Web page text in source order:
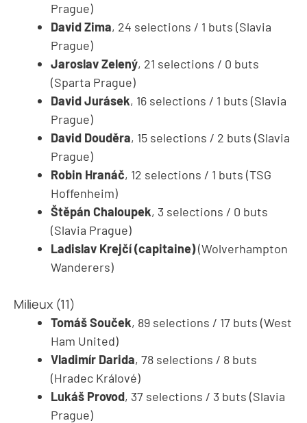
Prague)
David Zima, 24 selections / 1 buts (Slavia
Prague)
Jaroslav Zelený, 21 selections / 0 buts
(Sparta Prague)
David Jurásek, 16 selections / 1 buts (Slavia
Prague)
David Douděra, 15 selections / 2 buts (Slavia
Prague)
Robin Hranáč, 12 selections / 1 buts (TSG
Hoffenheim)
Štěpán Chaloupek, 3 selections / 0 buts
(Slavia Prague)
Ladislav Krejčí (capitaine)(Wolverhampton
Wanderers)
Milieux (11)
Tomáš Souček, 89 selections / 17 buts (West
Ham United)
Vladimír Darida, 78 selections / 8 buts
(Hradec Králové)
Lukáš Provod, 37 selections / 3 buts (Slavia
Prague)